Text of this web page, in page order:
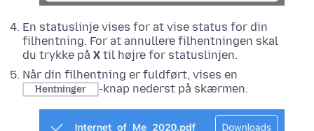
En statuslinje vises for at vise status for din
filhentning. For at annullere filhentningen skal
du trykke på X til højre for statuslinjen.
Når din filhentning er fuldført, vises en
Hentninger -knap nederst på skærmen.